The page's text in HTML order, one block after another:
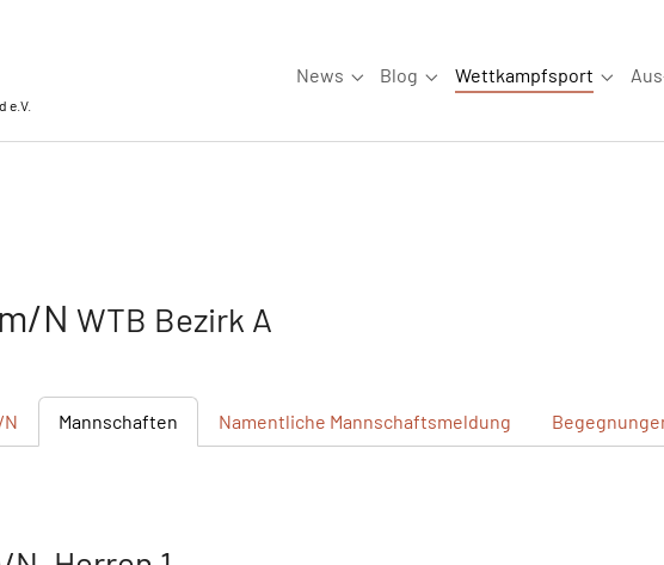
e.V.
News
Submenu for "News"
Blog
Submenu for "Blog"
Wettkampfsport
N WTB Bezirk A
Mannschaften Namentliche Mannschaftsmeldung